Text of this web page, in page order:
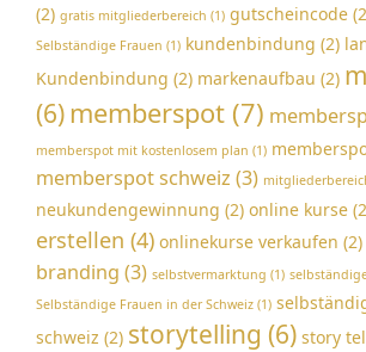
(2) gratis mitgliederbereich (1) gutscheincode
Selbständige Frauen (1) kundenbindung (2)
Kundenbindung (2) markenaufbau (2)
(6)memberspot (7)
memberspot mit kostenlosem plan (1)
memberspot schweiz (3)
neukundengewinnung (2) online kurse
erstellen (4) onlinekurse verkaufen (2)
branding (3) selbstvermarktung (1)
Selbständige Frauen in der Schweiz (1)
schweiz (2) storytelling (6) story